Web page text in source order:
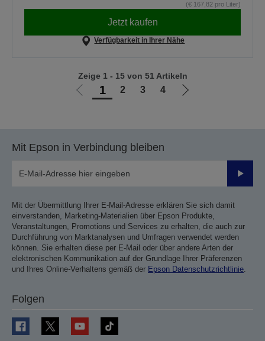
(€ 167,82 pro Liter)
Jetzt kaufen
Verfügbarkeit in Ihrer Nähe
Zur
1 2 3 4
Zur
Zeige 1 - 15 von 51 Artikeln
Mit Epson in Verbindung bleiben
Mit der Übermittlung Ihrer E-Mail-Adresse erklären Sie sich damit
einverstanden, Marketing-Materialien über Epson Produkte,
Veranstaltungen, Promotions und Services zu erhalten, die auch zur
Durchführung von Marktanalysen und Umfragen verwendet werden
können. Sie erhalten diese per E-Mail oder über andere Arten der
elektronischen Kommunikation auf der Grundlage Ihrer Präferenzen
und Ihres Online-Verhaltens gemäß der Epson Datenschutzrichtlinie.
Folgen